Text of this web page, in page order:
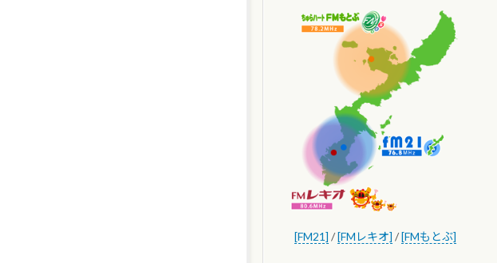
[FM21] /[FMレキオ] /[FMもとぶ]